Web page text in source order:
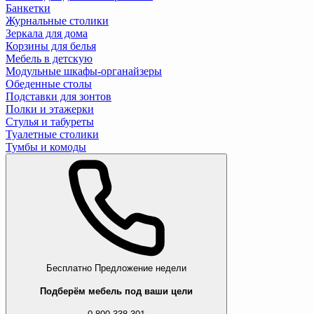
Банкетки
Журнальные столики
Зеркала для дома
Корзины для белья
Мебель в детскую
Модульные шкафы-органайзеры
Обеденные столы
Подставки для зонтов
Полки и этажерки
Стулья и табуреты
Туалетные столики
Тумбы и комоды
Бесплатно Предложение недели
Подберём мебель под ваши цели